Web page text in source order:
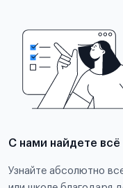
С нами найдете всё
Узнайте абсолютно